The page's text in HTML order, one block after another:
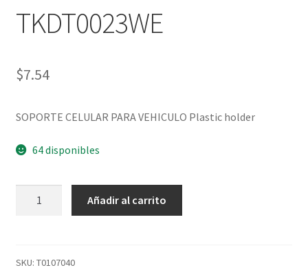
TKDT0023WE
$7.54
SOPORTE CELULAR PARA VEHICULO Plastic holder
64 disponibles
Añadir al carrito
SKU: T0107040